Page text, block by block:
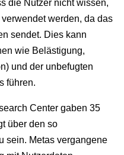
die Nutzer nicht wissen,
werden, da das
sendet. Dies kann
wie Belästigung,
und der unbefugten
führen.
Center gaben 35
über den so
sein. Metas vergangene